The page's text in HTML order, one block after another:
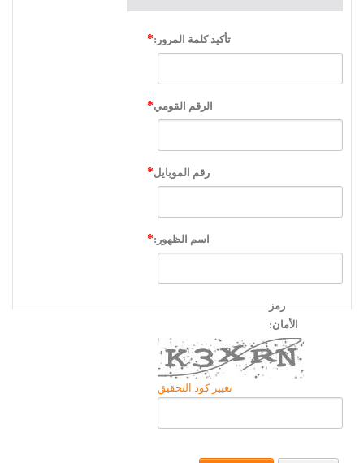
تأكيد كلمة المرور:
الرقم القومي
رقم الموبايل
اسم الظهور:
رمز
الأمان:
تغيير كود التحقيق